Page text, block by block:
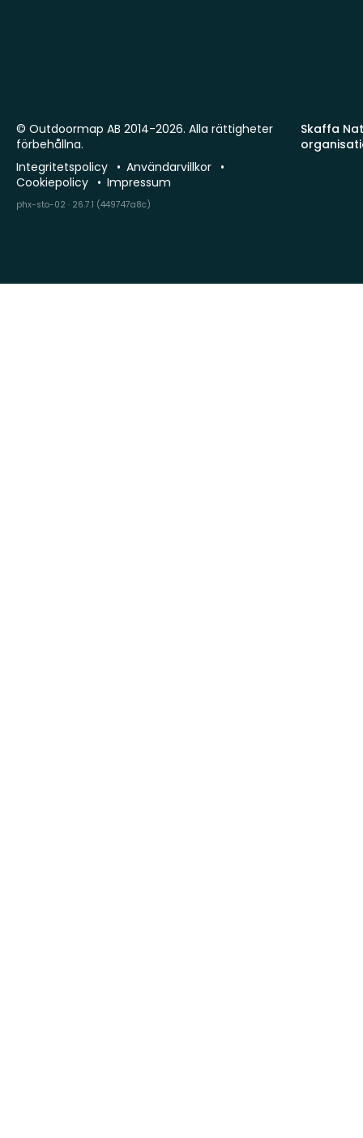
Skaffa
© Outdoormap AB 2014-2026. Alla rättigheter
förbehållna.
Integritetspolicy
Användarvillkor
Cookiepolicy
Impressum
phx-sto-02 · 26.7.1 (449747a8c)